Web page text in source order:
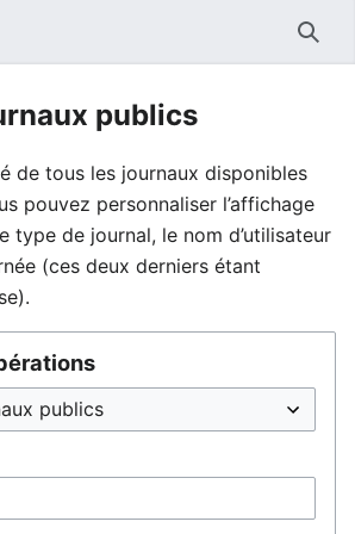
publics
de tous les journaux disponibles
pouvez personnaliser l’affichage
type de journal, le nom d’utilisateur
(ces deux derniers étant